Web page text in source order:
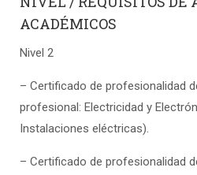
ACADÉMICOS
Nivel 2
– Certificado de profesionalidad
profesional: Electricidad y
Instalaciones eléctricas).
– Certificado de profesionalidad